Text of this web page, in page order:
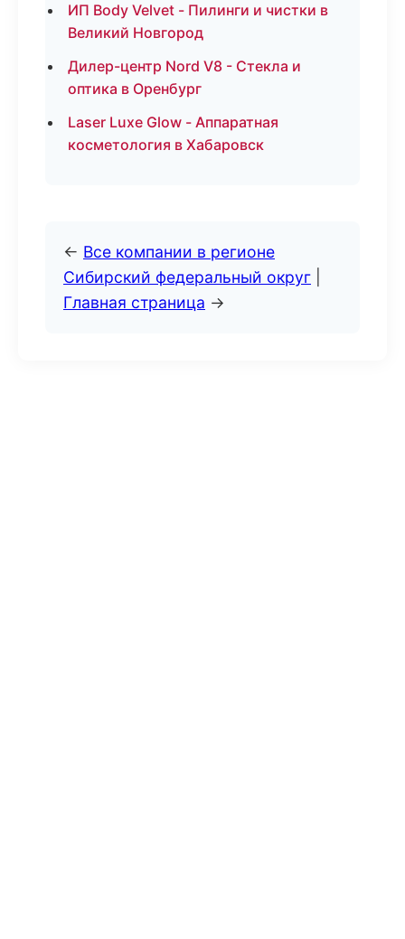
ИП Body Velvet - Пилинги и чистки в
Великий Новгород
Дилер-центр Nord V8 - Стекла и
оптика в Оренбург
Laser Luxe Glow - Аппаратная
косметология в Хабаровск
← Все компании в регионе
Сибирский федеральный округ
Главная страница →